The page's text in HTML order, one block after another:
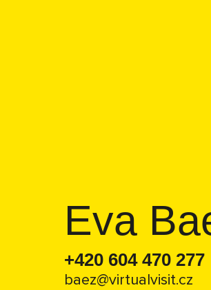
Eva
+420 604 470 277
baez@virtualvisit.cz